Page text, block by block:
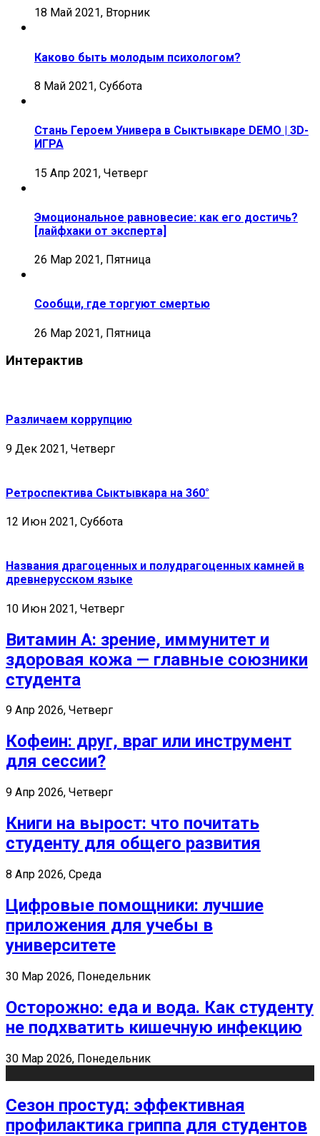
18 Май 2021, Вторник
Каково быть молодым психологом?
8 Май 2021, Суббота
Стань Героем Универа в Сыктывкаре DEMO | 3D-
ИГРА
15 Апр 2021, Четверг
Эмоциональное равновесие: как его достичь?
[лайфхаки от эксперта]
26 Мар 2021, Пятница
Сообщи, где торгуют смертью
26 Мар 2021, Пятница
Интерактив
Различаем коррупцию
9 Дек 2021, Четверг
Ретроспектива Сыктывкара на 360°
12 Июн 2021, Суббота
Названия драгоценных и полудрагоценных камней в
древнерусском языке
10 Июн 2021, Четверг
Витамин А: зрение, иммунитет и
здоровая кожа — главные союзники
студента
9 Апр 2026, Четверг
Кофеин: друг, враг или инструмент
для сессии?
9 Апр 2026, Четверг
Книги на вырост: что почитать
студенту для общего развития
8 Апр 2026, Среда
Цифровые помощники: лучшие
приложения для учебы в
университете
30 Мар 2026, Понедельник
Осторожно: еда и вода. Как студенту
не подхватить кишечную инфекцию
30 Мар 2026, Понедельник
Сезон простуд: эффективная
профилактика гриппа для студентов